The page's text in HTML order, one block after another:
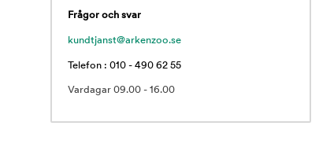
Frågor och svar
kundtjanst@arkenzoo.se
Telefon : 010 - 490 62 55
Vardagar 09.00 - 16.00